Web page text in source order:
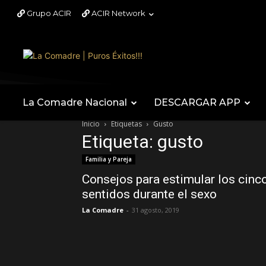
Grupo ACIR ACIR Network
La Comadre Nacional DESCARGAR APP
Inicio Etiquetas Gusto
Etiqueta: gusto
Familia y Pareja
Consejos para estimular los
sentidos durante el sexo
La Comadre - 31 agosto, 2019